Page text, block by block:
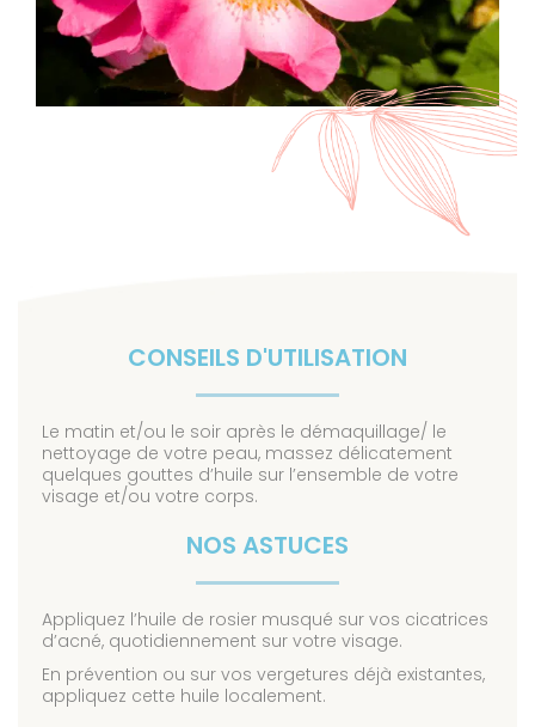
CONSEILS D'UTILISATION
Le matin et/ou le soir après le démaquillage/ le
nettoyage de votre peau, massez délicatement
quelques gouttes d’huile sur l’ensemble de votre
visage et/ou votre corps.
NOS ASTUCES
Appliquez l’huile de rosier musqué sur vos cicatrices
d’acné, quotidiennement sur votre visage.
En prévention ou sur vos vergetures déjà existantes,
appliquez cette huile localement.